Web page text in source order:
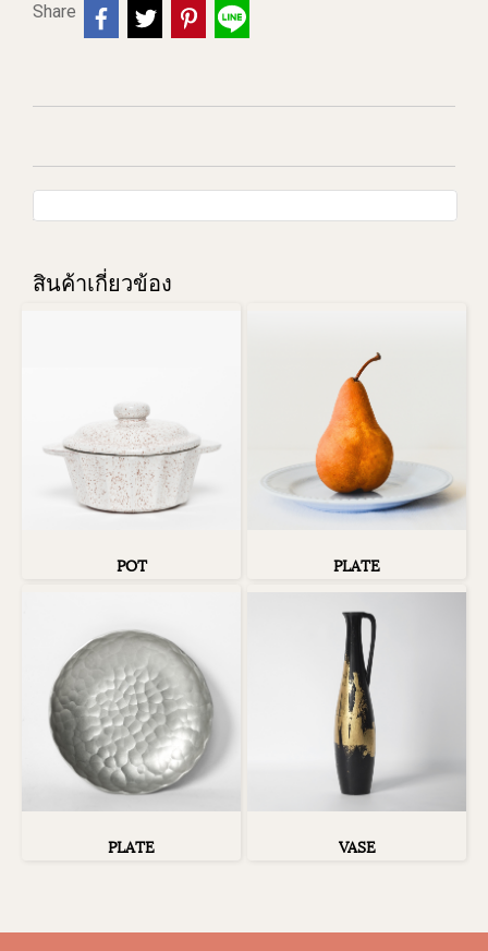
Share
สินค้าเกี่ยวข้อง
POT PLATE
PLATE VASE